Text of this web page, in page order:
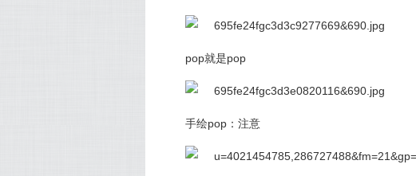
pop就是pop
手绘pop：注意